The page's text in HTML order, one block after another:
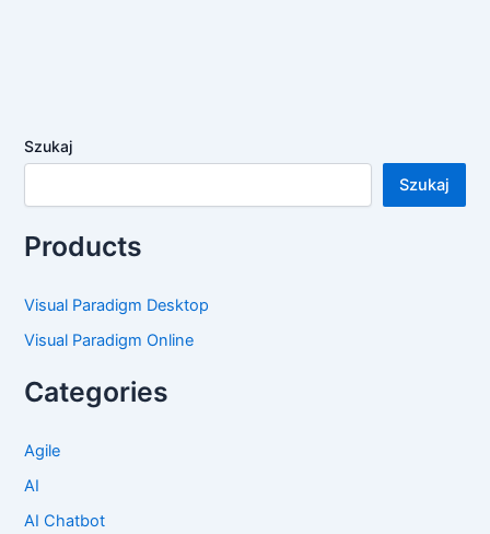
Szukaj
Szukaj
Products
Visual Paradigm Desktop
Visual Paradigm Online
Categories
Agile
AI
AI Chatbot